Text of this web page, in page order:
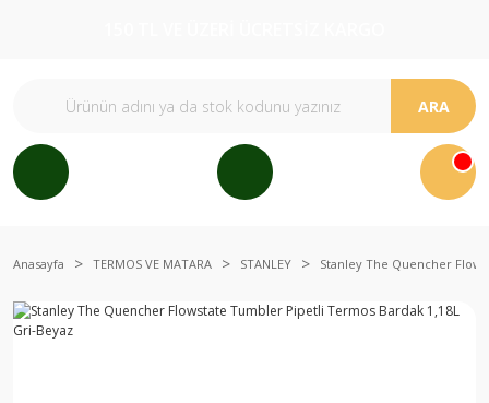
ARA
Anasayfa TERMOS VE MATARA STANLEY Stanley The Quencher